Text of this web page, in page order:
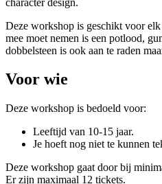
Deze workshop is geschikt voor
mee moet nemen is een potlood,
dobbelsteen is ook aan te raden
Voor wie
Deze workshop is bedoeld voor:
Leeftijd van 10-15 jaar.
Je hoeft nog niet te kunnen
Deze workshop gaat door bij
Er zijn maximaal 12 tickets.